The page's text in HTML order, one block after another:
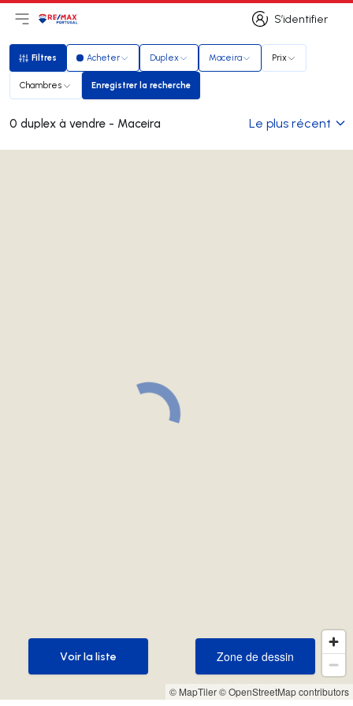
S’identifier
S’identifier
Ouvrir le menu principal
LogoAller à la page d’accueil
Filtres
Filtres Acheter Duplex Maceira Prix
Chambres Enregistrer la recherche
Enregistrer la recherche
0 duplex à vendre - Maceira Le plus récent
© MapTiler© OpenStreetMap contributors
Zone de dessin
Zone de dessin
Voir la liste
Voir la liste